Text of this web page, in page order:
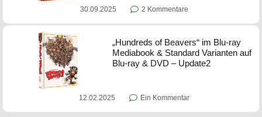
30.09.2025 2 Kommentare
„Hundreds of Beavers“ im Blu-ray
Mediabook & Standard Varianten auf
Blu-ray & DVD – Update2
12.02.2025 Ein Kommentar